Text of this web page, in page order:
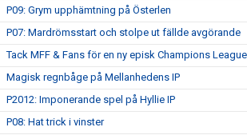
P09: Grym upphämtning på Österlen
P07: Mardrömsstart och stolpe ut fällde avgörande
Tack MFF & Fans för en ny episk Champions League
Magisk regnbåge på Mellanhedens IP
P2012: Imponerande spel på Hyllie IP
P08: Hat trick i vinster